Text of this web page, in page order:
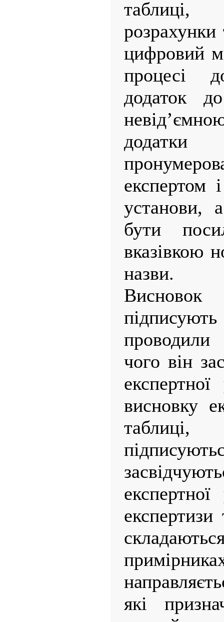
таблиці,
цифровий
процесі
додаток
експертом
установи,
бути
вказівкою
назви.
проводили
чого він
висновку
які